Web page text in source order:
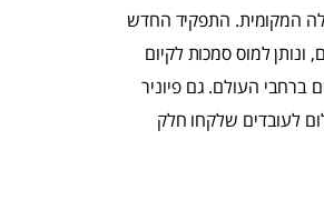
המקומית. התפקיד החדש
למוס סמכות לקיום
ברחבי העולם. גם פיוניר
לעובדים שלקחו חלק